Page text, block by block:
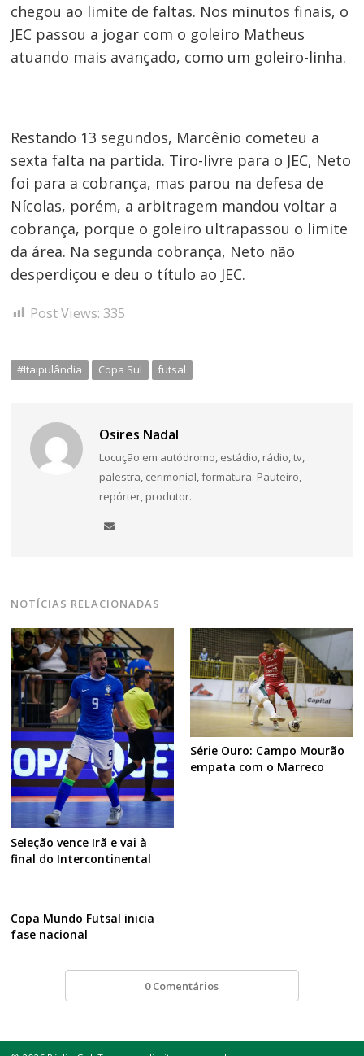
chegou ao limite de faltas. Nos minutos finais, o
JEC passou a jogar com o goleiro Matheus
atuando mais avançado, como um goleiro-linha.
Restando 13 segundos, Marcênio cometeu a
sexta falta na partida. Tiro-livre para o JEC, Neto
foi para a cobrança, mas parou na defesa de
Nícolas, porém, a arbitragem mandou voltar a
cobrança, porque o goleiro ultrapassou o limite
da área. Na segunda cobrança, Neto não
desperdiçou e deu o título ao JEC.
Post Views: 335
#Itaipulândia Copa Sul futsal
Osires Nadal
Locução em autódromo, estádio, rádio, tv,
palestra, cerimonial, formatura. Pauteiro,
repórter, produtor.
NOTÍCIAS RELACIONADAS
Seleção vence Irã e vai à
final do Intercontinental
Série Ouro: Campo Mourão
empata com o Marreco
Copa Mundo Futsal inicia
fase nacional
0 Comentários